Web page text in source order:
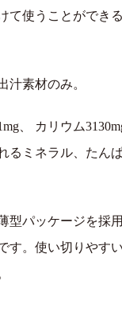
て使うことができ
汁素材のみ。
、 カリウム
るミネラル、たん
型パッケージを採
す。使い切りやすい